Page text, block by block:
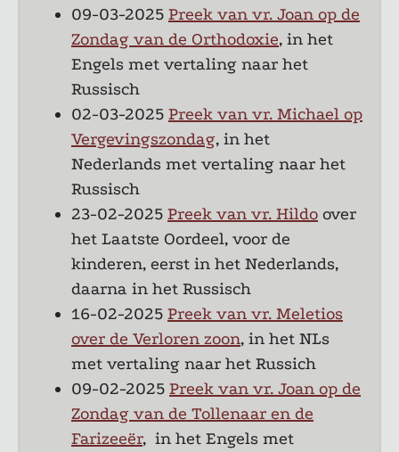
09-03-2025 Preek van vr. Joan op de
Zondag van de Orthodoxie, in het
Engels met vertaling naar het
Russisch
02-03-2025 Preek van vr. Michael op
Vergevingszondag, in het
Nederlands met vertaling naar het
Russisch
23-02-2025 Preek van vr. Hildo over
het Laatste Oordeel, voor de
kinderen, eerst in het Nederlands,
daarna in het Russisch
16-02-2025 Preek van vr. Meletios
over de Verloren zoon, in het NLs
met vertaling naar het Russich
09-02-2025 Preek van vr. Joan op de
Zondag van de Tollenaar en de
Farizeeër, in het Engels met